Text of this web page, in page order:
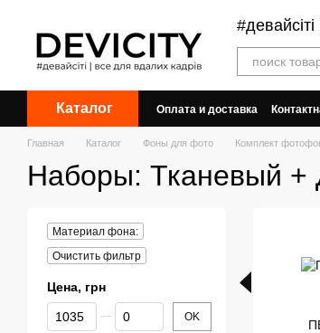
Каталог Оплата и доставка
Договор публичной оферты
Главная Каталог Фоны для фото Комплект
Наборы: Тканевый +
Материал фона:
Очистить фильтр
Цена, грн
От Цена, грн
До Цена, грн OK